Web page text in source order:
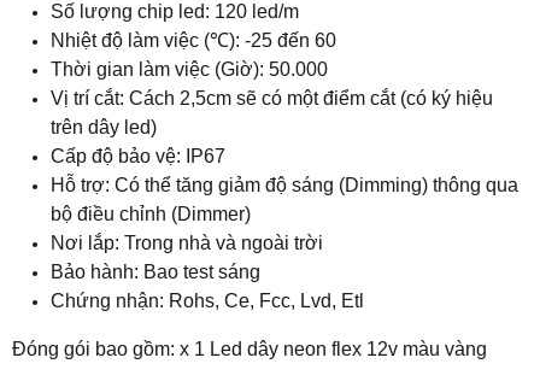
Số lượng chip led: 120 led/m
Nhiệt độ làm việc (℃): -25 đến 60
Thời gian làm việc (Giờ): 50.000
Vị trí cắt: Cách 2,5cm sẽ có một điểm cắt (có ký hiệu
trên dây led)
Cấp độ bảo vệ: IP67
Hỗ trợ: Có thể tăng giảm độ sáng (Dimming) thông qua
bộ điều chỉnh (Dimmer)
Nơi lắp: Trong nhà và ngoài trời
Bảo hành: Bao test sáng
Chứng nhận: Rohs, Ce, Fcc, Lvd, Etl
Đóng gói bao gồm: x 1 Led dây neon flex 12v màu vàng